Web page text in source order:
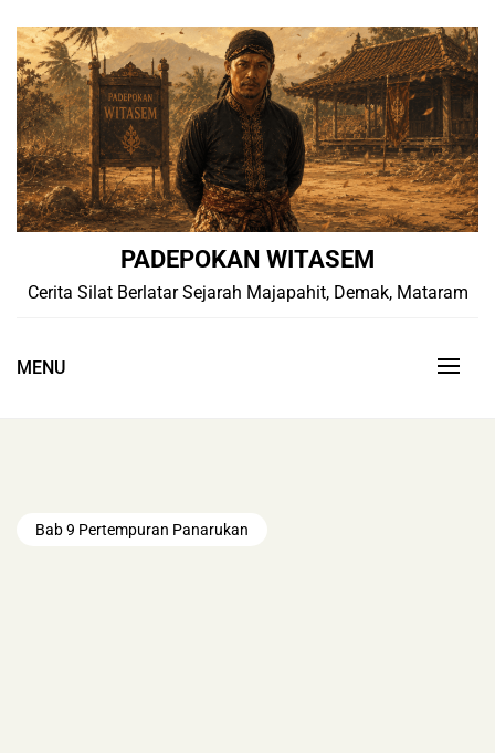
content
PADEPOKAN WITASEM
Cerita Silat Berlatar Sejarah Majapahit, Demak, Mataram
MENU
Bab 9 Pertempuran Panarukan